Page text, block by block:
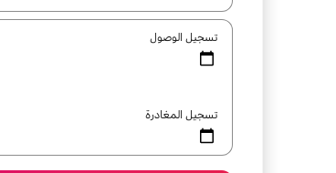
تسجيل الوصول
تسجيل المغادرة